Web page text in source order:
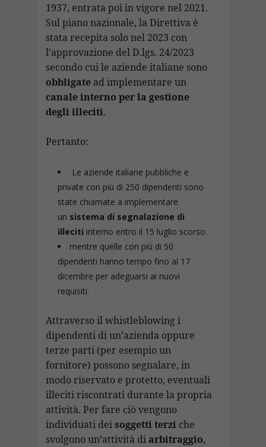
1937, entrata poi in vigore nel 2021.
Sul piano nazionale, la Direttiva è
stata recepita solo nel 2023 con
l’approvazione del D.lgs. 24/2023
secondo cui le aziende italiane sono
obbligatead implementare un
canale interno per la gestione
degli illeciti.
Pertanto:
Le aziende italiane pubbliche e
private con più di 250 dipendenti sono
state chiamate a implementare
un sistema di segnalazione di
illeciti interno entro il 15 luglio scorso.
mentre quelle con più di 50
dipendenti hanno tempo fino al 17
dicembre per adeguarsi ai nuovi
requisiti.
Attraverso il whistleblowing i
dipendenti di un’azienda oppure
terze parti (per esempio un
fornitore) possono segnalare, in
modo riservato e protetto, eventuali
illeciti riscontrati durante la propria
attività. Per fare ciò vengono
individuati deisoggetti terziche
svolgono un’attività di arbitraggio,